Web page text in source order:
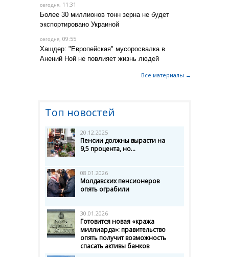
сегодня, 11:31
Более 30 миллионов тонн зерна не будет
экспортировано Украиной
сегодня, 09:55
Хашдер: "Европейская" мусоросвалка в
Анений Ной не повлияет жизнь людей
Все материалы →
Топ новостей
20.12.2025
Пенсии должны вырасти на
9,5 процента, но...
08.01.2026
Молдавских пенсионеров
опять ограбили
30.01.2026
Готовится новая «кража
миллиарда»: правительство
опять получит возможность
спасать активы банков